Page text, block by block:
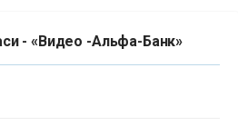
- «Видео -Альфа-Банк»